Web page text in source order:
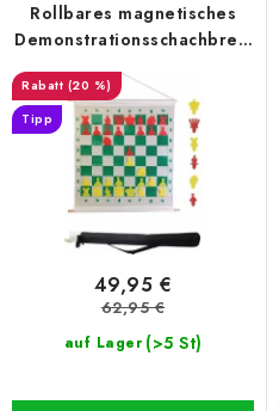
Rollbares magnetisches
Demonstrationsschachbrett
gelb-orange
(20 %)
Tipp
auf Lager (>5 St)
49,95 €
62,95 €